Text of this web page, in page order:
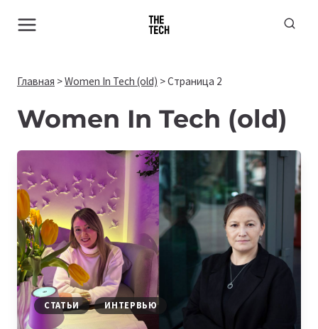
Главная >Women In Tech (old) >Страница 2
Women In Tech (old)
СТАТЬИ ИНТЕРВЬЮ